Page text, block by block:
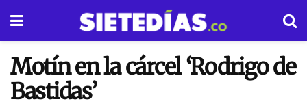
Motín en la cárcel ‘Rodrigo de
Bastidas’